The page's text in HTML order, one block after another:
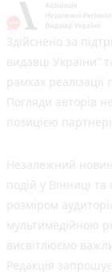
Здійснено за
видавці
рамках
Погляди авторів
позицією
Незалежний
подій у Вінниці
розміром
мультимедійною
висвітлюємо
Редакція